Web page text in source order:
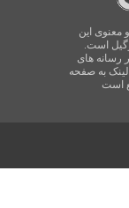
معنوی این
است.
رسانه های
به صفحه
است